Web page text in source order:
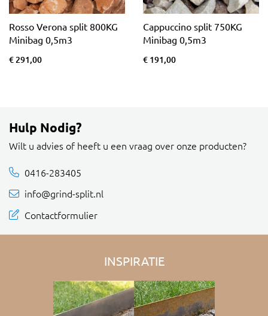
Rosso Verona split 800KG
Minibag 0,5m3
€ 291,00
Cappuccino split 750KG
Minibag 0,5m3
€ 191,00
Hulp Nodig?
Wilt u advies of heeft u een vraag over onze producten?
0416-283405
info@grind-split.nl
Contactformulier
INSPIRATIE